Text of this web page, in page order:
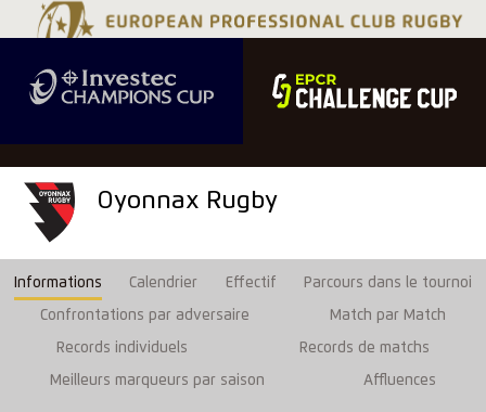
Oyonnax Rugby
Informations Calendrier Effectif Parcours dans le tournoi
Confrontations par adversaire Match par Match
Records individuels Records de matchs
Meilleurs marqueurs par saison Affluences